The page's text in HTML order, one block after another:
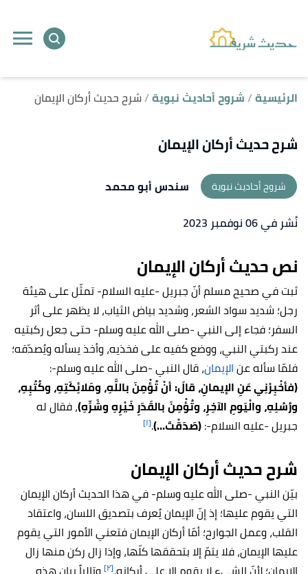
الرئيسية شروح أحاديث نبوية شرح حديث أركان الإيمان
شرح حديث أركان الإيمان
شروح أحاديث نبوية
سندس أبو محمد
نُشر في 06 نوفمبر 2023
نص حديث أركان الإيمان
ثبت في صحيح مسلم أنّ جبريل -عليه السلام- تمثّل على هيئة
رجل؛ شديد سواد الشعر، وشديد بياض الثياب، لا يظهر على أثر
السفر؛ فجاء إلى النبي -صلى الله عليه وسلم- حتى جعل ركبتيه
عند ركبتي النبي، ووضع كفيه على فخذيه، وأخذ يسأله ويُصدّقه؛
فلمّا سأله عنالإيمان، قال النبي -صلى الله عليه وسلم-:
(فأخْبِرْنِي عَنِ الإيمانِ، قالَ: أنْ تُؤْمِنَ باللَّهِ، ومَلائِكَتِهِ، وكُتُبِهِ،
ورُسُلِهِ، والْيَومِ الآخِرِ، وتُؤْمِنَ بالقَدَرِ خَيْرِهِ وشَرِّهِ)، فقال له
جبريل -عليه السلام-:(صَدَقْتَ...).[١]
شرح حديث أركان الإيمان
بيّن النبي -صلى الله عليه وسلم- في هذا الحديث أركان الإيمان
التي يقوم عليها؛ إذ إنّ الإيمان يُعرف بتصديق اللسان، واعتقاد
القلب، وعمل الجوارح؛ أمّا أركان الإيمان فتعني الأمور التي يقوم
عليها الإيمان، فلا يتمّ إلا بتحققها كلّها، وإذا زال ركن منها زال
[٢]